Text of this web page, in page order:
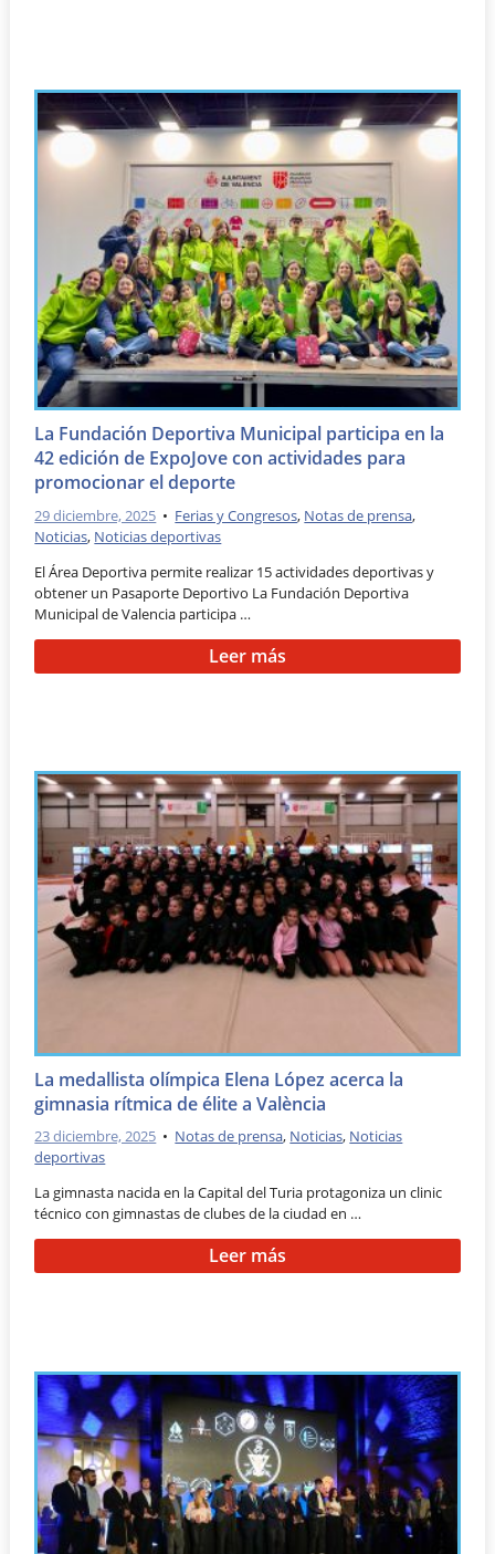
La Fundación Deportiva Municipal participa en la
42 edición de ExpoJove con actividades para
promocionar el deporte
29 diciembre, 2025 • Ferias y Congresos, Notas de prensa,
Noticias, Noticias deportivas
El Área Deportiva permite realizar 15 actividades deportivas y
obtener un Pasaporte Deportivo La Fundación Deportiva
Municipal de Valencia participa …
Leer más
La medallista olímpica Elena López acerca la
gimnasia rítmica de élite a València
23 diciembre, 2025 • Notas de prensa, Noticias, Noticias
deportivas
La gimnasta nacida en la Capital del Turia protagoniza un clinic
técnico con gimnastas de clubes de la ciudad en …
Leer más